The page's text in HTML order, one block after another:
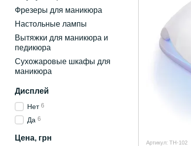
Артикул: TH-102
Фрезеры для маникюра
Настольные лампы
Вытяжки для маникюра и
педикюра
Сухожаровые шкафы для
маникюра
Дисплей
Нет 6
Да 6
Цена, грн